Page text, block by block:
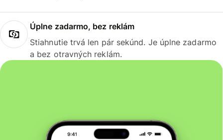
Úplne zadarmo, bez reklám
Stiahnutie trvá len pár sekúnd. Je úplne zadarmo
a bez otravných reklám.